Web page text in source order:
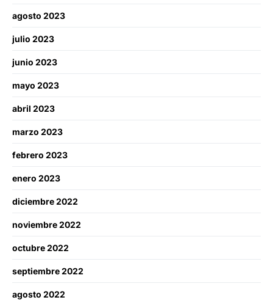
agosto 2023
julio 2023
junio 2023
mayo 2023
abril 2023
marzo 2023
febrero 2023
enero 2023
diciembre 2022
noviembre 2022
octubre 2022
septiembre 2022
agosto 2022